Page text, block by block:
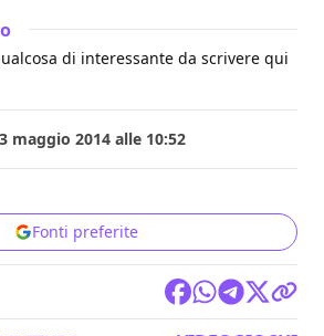
di interessante da scrivere qui
maggio 2014 alle 10:52
Fonti preferite